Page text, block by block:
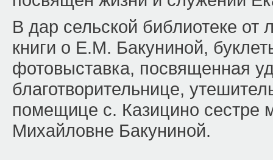
В дар сельской библиотеке
книги о Е.М. Бакуниной,
фотовыставка, посвященная
благотворительнице,
помещице с. Казицино сестре
Михайловне Бакуниной.